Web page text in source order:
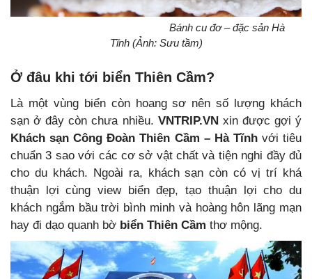
Bánh cu đơ – đặc sản Hà
Tĩnh (Ảnh: Sưu tầm)
Ở đâu khi tới biển Thiên Cầm?
Là một vùng biển còn hoang sơ nên số lượng khách
sạn ở đây còn chưa nhiều. VNTRIP.VN xin được gợi ý
Khách sạn Công Đoàn Thiên Cầm – Hà Tĩnhvới tiêu
chuẩn 3 sao với các cơ sở vật chất và tiện nghi đầy đủ
cho du khách. Ngoài ra, khách sạn còn có vị trí khá
thuận lợi cùng view biển đẹp, tạo thuận lợi cho du
khách ngắm bầu trời bình minh và hoàng hôn lãng mạn
hay đi dạo quanh bờ biển Thiên Cầm thơ mộng.